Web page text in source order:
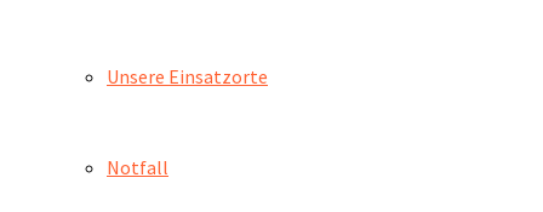
Unsere Einsatzorte
Notfall